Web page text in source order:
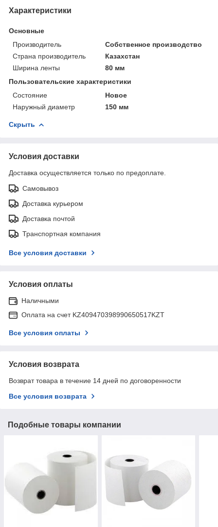
Характеристики
Основные
Производитель
Собственное производство
Страна производитель
Казахстан
Ширина ленты
80 мм
Пользовательские характеристики
Состояние
Новое
Наружный диаметр
150 мм
Скрыть
Условия доставки
Доставка осуществляется только по предоплате.
Самовывоз
Доставка курьером
Доставка почтой
Транспортная компания
Все условия доставки
Условия оплаты
Наличными
Оплата на счет KZ409470398990650517KZT
Все условия оплаты
Условия возврата
Возврат товара в течение 14 дней по договоренности
Все условия возврата
Подобные товары компании